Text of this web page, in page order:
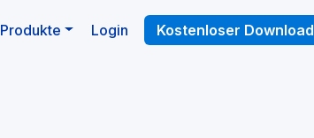
Produkte Login Kostenloser Download